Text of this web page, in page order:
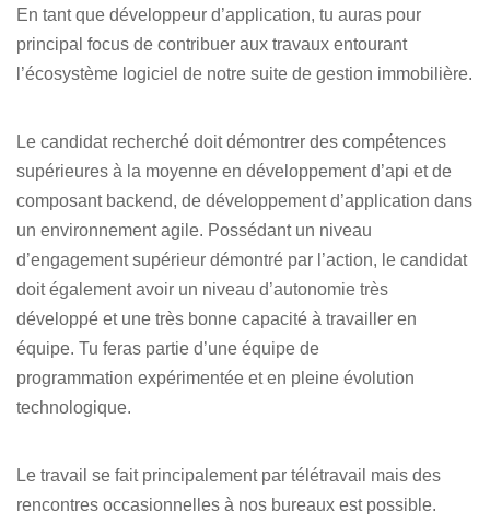
En tant que développeur d’application, tu auras pour
principal focus de contribuer aux travaux entourant
l’écosystème logiciel de notre suite de gestion immobilière.
Le candidat recherché doit démontrer des compétences
supérieures à la moyenne en développement d’api et de
composant backend, de développement d’application dans
un environnement agile. Possédant un niveau
d’engagement supérieur démontré par l’action, le candidat
doit également avoir un niveau d’autonomie très
développé et une très bonne capacité à travailler en
équipe. Tu feras partie d’une équipe de
programmation expérimentée et en pleine évolution
technologique.
Le travail se fait principalement par télétravail mais des
rencontres occasionnelles à nos bureaux est possible.